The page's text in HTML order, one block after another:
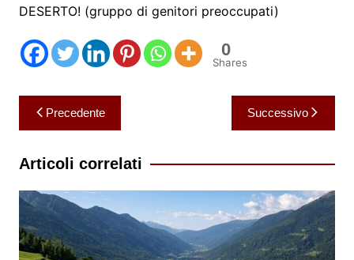
DESERTO! (gruppo di genitori preoccupati)
0
Shares
Navigazione
articoli
Precedente Successivo
Articoli correlati